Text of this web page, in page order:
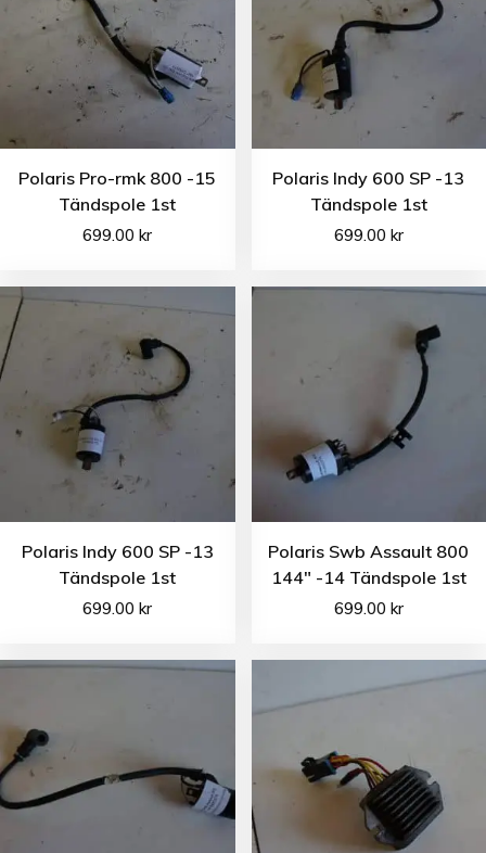
Polaris Pro-rmk 800 -15
Tändspole 1st
699.00kr
Polaris Indy 600 SP -13
Tändspole 1st
699.00 kr
Polaris Indy 600 SP -13
Tändspole 1st
699.00kr
Polaris Swb Assault 800
144″ -14 Tändspole 1st
699.00 kr